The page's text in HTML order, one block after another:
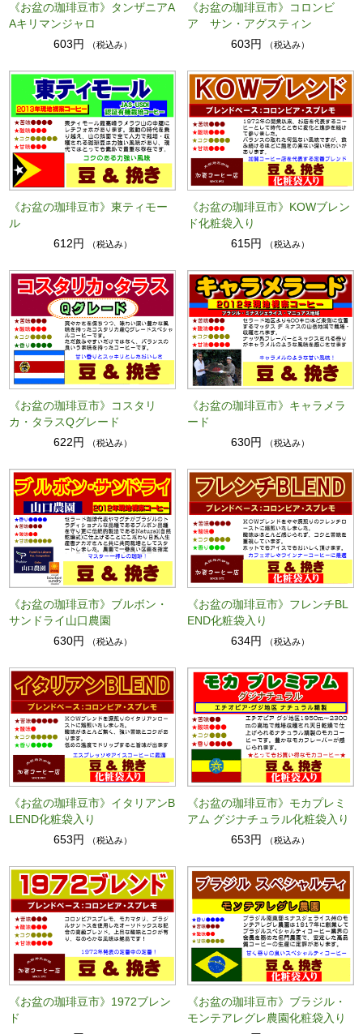
《お盆の珈琲豆市》タンザニアA
Aキリマンジャロ
603円
（税込み）
《お盆の珈琲豆市》コロンビ
ア サン・アグスティン
603円
（税込み）
《お盆の珈琲豆市》東ティモー
ル
612円
（税込み）
《お盆の珈琲豆市》KOWブレン
ド化粧袋入り
615円
（税込み）
《お盆の珈琲豆市》コスタリ
カ・タラスQグレード
622円
（税込み）
《お盆の珈琲豆市》キャラメラ
ード
630円
（税込み）
《お盆の珈琲豆市》ブルボン・
サンドライ山口農園
630円
（税込み）
《お盆の珈琲豆市》フレンチBL
END化粧袋入り
634円
（税込み）
《お盆の珈琲豆市》イタリアンB
LEND化粧袋入り
653円
（税込み）
《お盆の珈琲豆市》モカプレミ
アム グジナチュラル化粧袋入り
653円
（税込み）
《お盆の珈琲豆市》1972ブレン
ド
《お盆の珈琲豆市》ブラジル・
モンテアレグレ農園化粧袋入り